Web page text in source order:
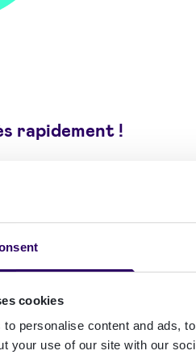
cookies
to personalise content and ads,
your use of our site with our
rapidement !
en identité
rapidement.
vous avez une
ou pour toute
à votre contact